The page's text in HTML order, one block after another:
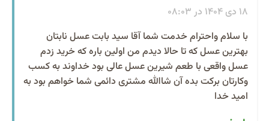
18 دی 1404 در 08:03
با سلام واحترام خدمت شما آقا سید بابت عسل نابتان
بهترین عسل که تا حالا دیدم من اولین باره که خرید زدم
عسل واقعی با طعم شیرین عسل عالی بود خداوند به کسب
وکارتان برکت بده آن شاالله مشتری دائمی شما خواهم بود به
امید خدا